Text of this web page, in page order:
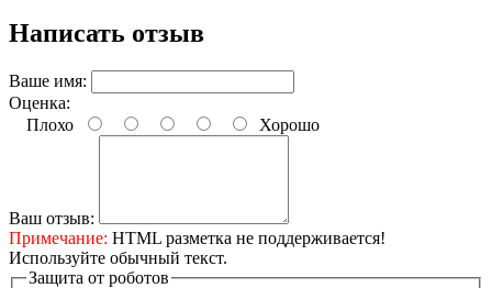
Написать отзыв
Ваше имя:
Оценка:
Плохо
Хорошо
Ваш отзыв:
Примечание: HTML разметка не поддерживается!
Используйте обычный текст.
Защита от роботов